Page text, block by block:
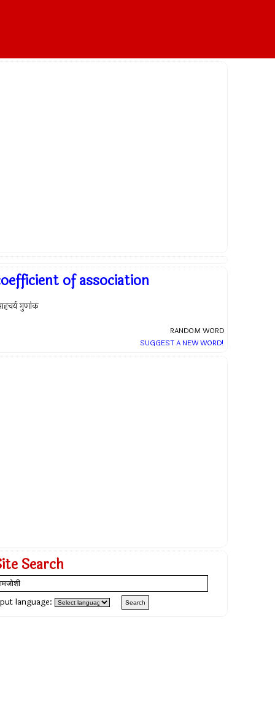
of association
गुणांक
RANDOM WORD
SUGGEST A NEW WORD!
Search
language: